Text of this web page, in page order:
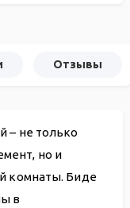
Отзывы
– не только
но и
комнаты. Биде
в